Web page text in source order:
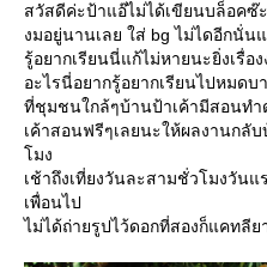
สวัสดีค่ะป้าแอ๊ไม่ได้เขียนบล็อคซ๊
งมอยู่นานเลย ใส่ bg ไม่ไดอีกนั่น
รู้อยากเรียนนี่แก้ไม่หายนะยิ่งเรื่อ
อะไรนี่อยากรู้อยากเรียนไปหมดบ
ที่ชุมชนใกล้ๆบ้านป้าเค้ามีสอนทำ
เค้าสอนฟรีๆเลยนะให้ผลงานกลั
มง
เช้าถึงเที่ยงวันละสามชั่วโมงวัน
เพื่อนไป
ไม่ได้ถ่ายรูปไว้ดอกที่สองก็แคทลีย